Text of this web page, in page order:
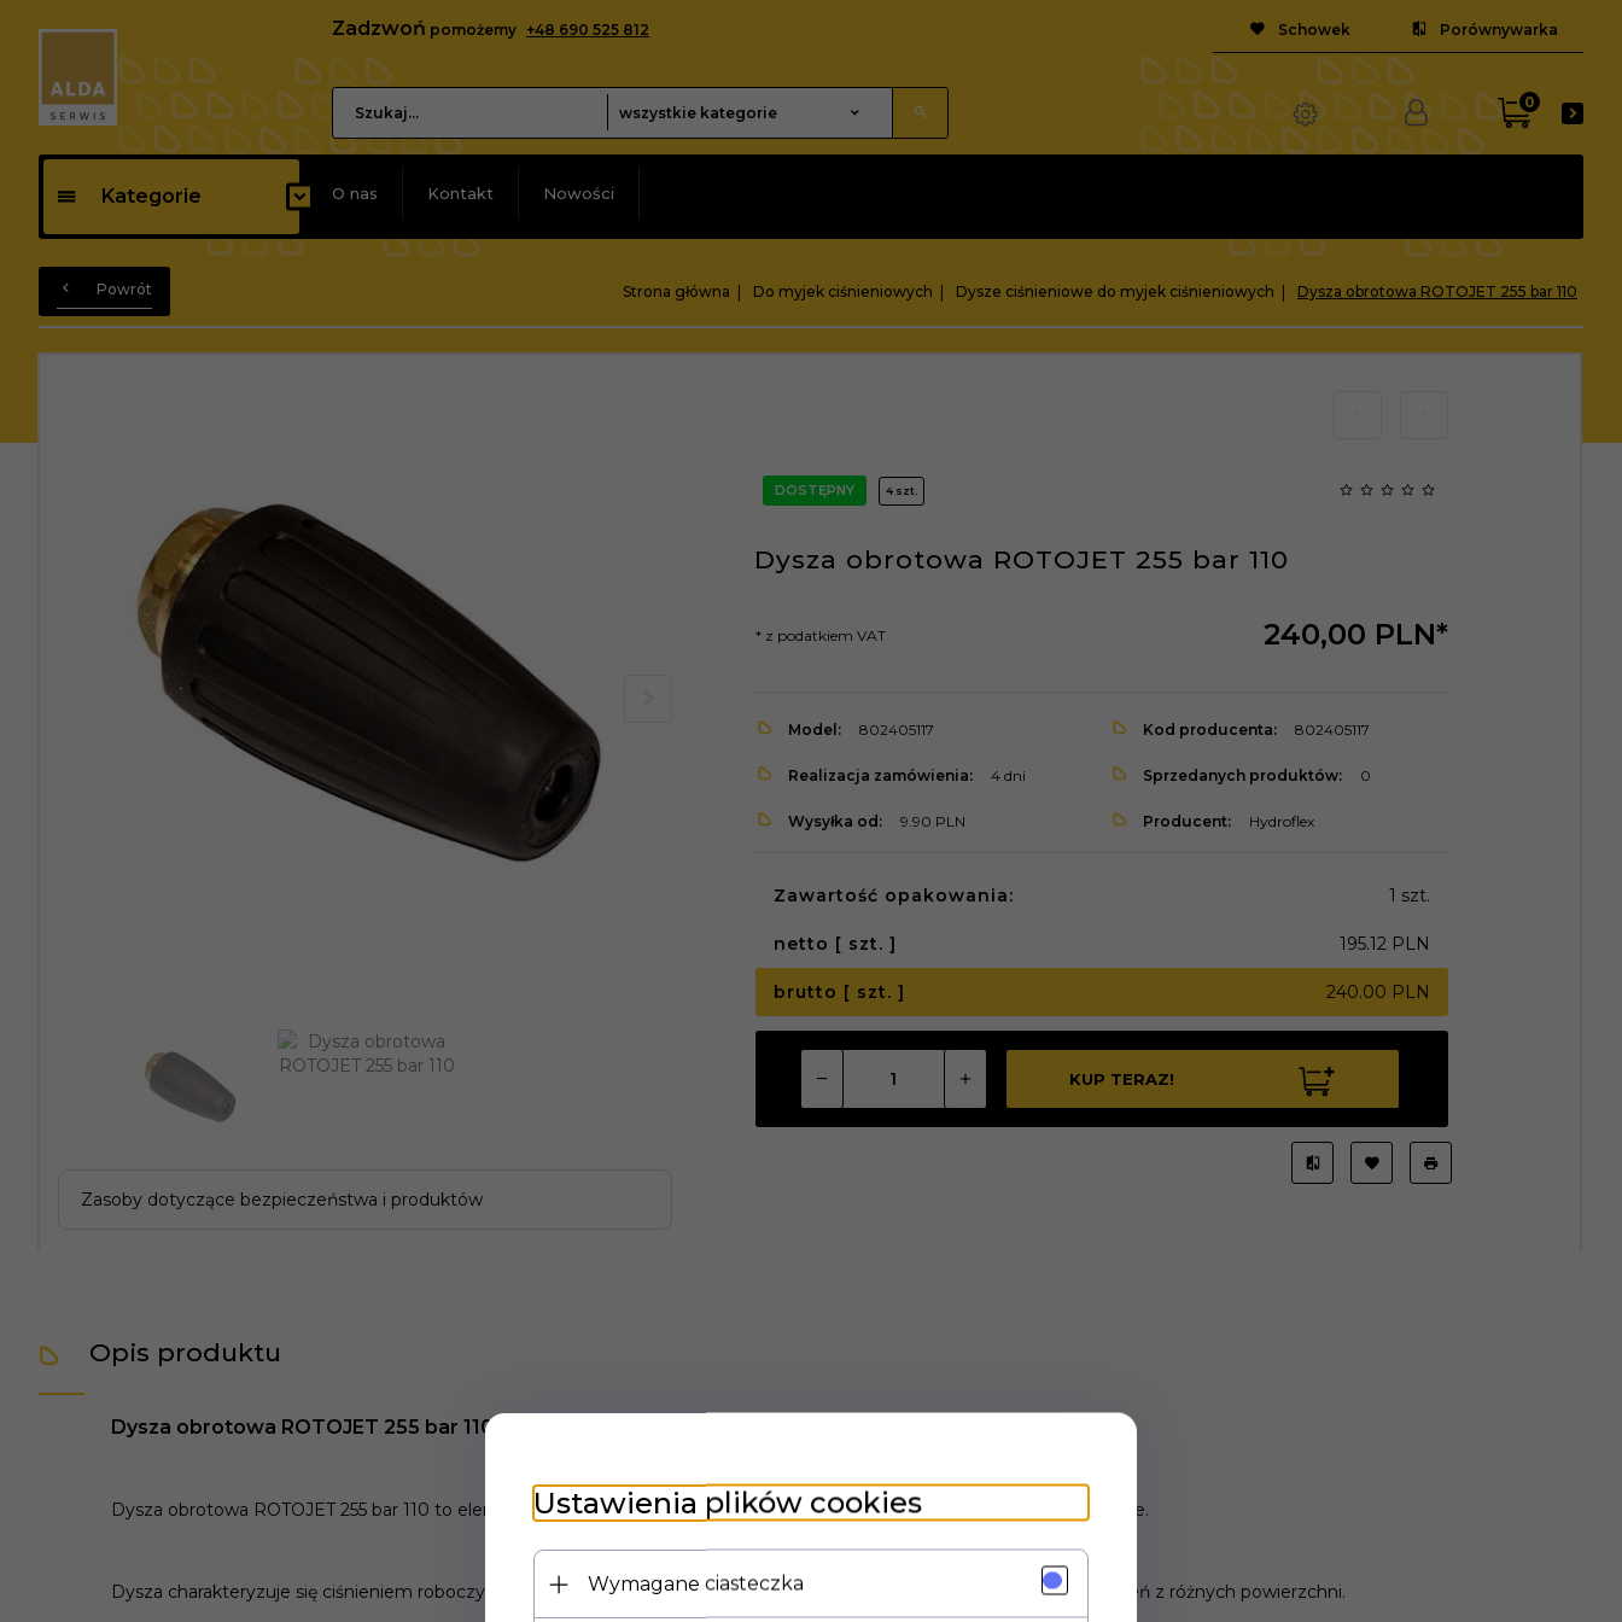
Zadzwoń pomożemy +48 690 525 812
categories_searcher
wszystkie kategorie
Schowek Porównywarka
0
Kategorie O nas Kontakt Nowości
Powrót Strona główna Do myjek ciśnieniowych Dysze ciśnieniowe do myjek ciśnieniowych Dysza obrotowa ROTOJET 255 bar 110
Zasoby dotyczące bezpieczeństwa i produktów
DOSTĘPNY 4 szt.
Dysza obrotowa ROTOJET 255 bar 110
240,00 PLN*
* z podatkiem VAT
Model: 802405117 Kod producenta: 802405117
Realizacja zamówienia: 4 dni Sprzedanych produktów: 0
Wysyłka od: 9.90 PLN Producent: Hydroflex
Zawartość opakowania: 1 szt.
netto [ szt. ] 195.12 PLN
brutto [ szt. ] 240.00 PLN
KUP TERAZ!
Opis produktu
Dysza obrotowa ROTOJET 255 bar 110
Dysza obrotowa ROTOJET 255 bar 110 to element wysokociśnieniowy, który służy do czyszczenia powierzchni w przemyśle.
Dysza charakteryzuje się ciśnieniem roboczym wynoszącym 255 barów, co pozwala na skuteczne usuwanie zanieczyszczeń z różnych powierzchni.
Ustawienia plików cookies
Wymagane ciasteczka